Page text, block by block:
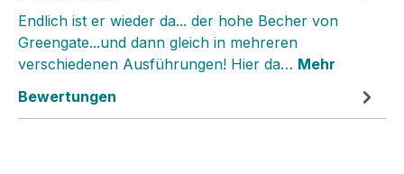
Endlich ist er wieder da... der hohe Becher von
Greengate...und dann gleich in mehreren
verschiedenen Ausführungen! Hier da… Mehr
Bewertungen